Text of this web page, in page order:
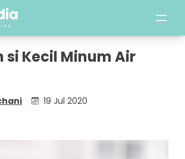
si Kecil Minum Air
19 Jul 2020